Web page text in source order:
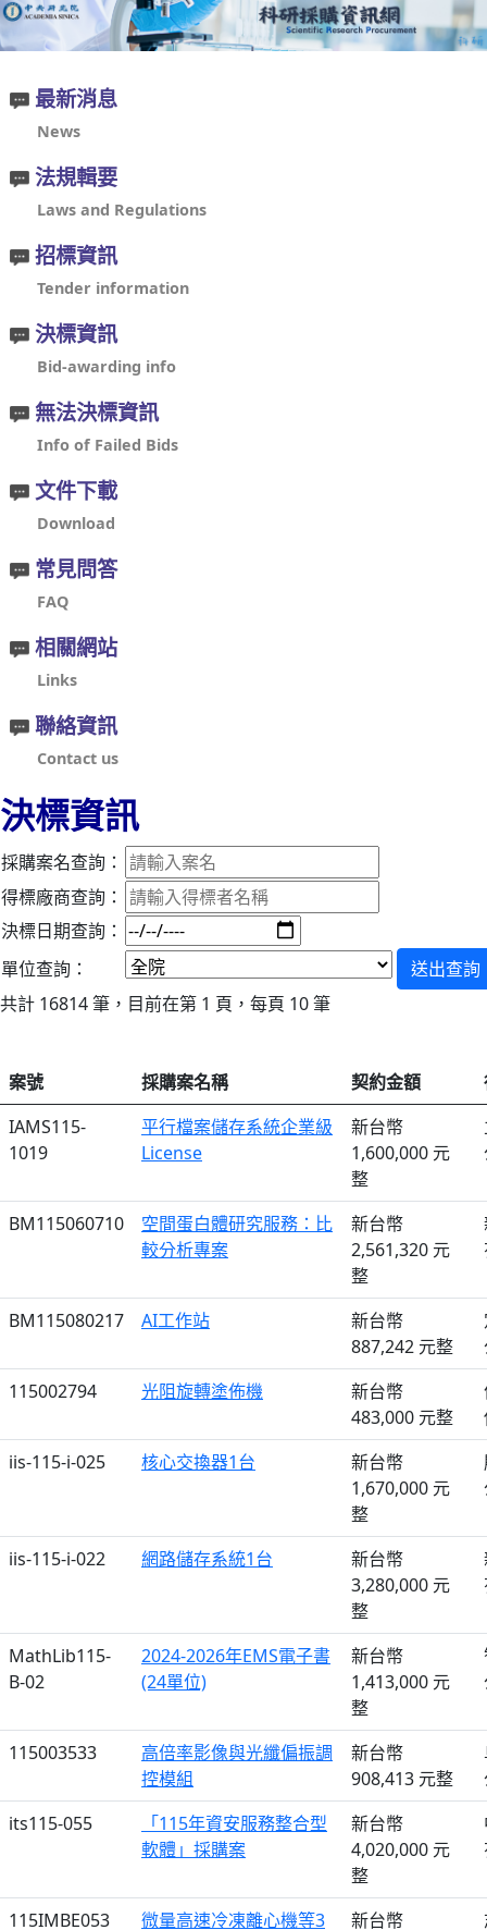
最新消息
News
法規輯要
Laws and Regulations
招標資訊
Tender information
決標資訊
Bid-awarding info
無法決標資訊
Info of Failed Bids
文件下載
Download
常見問答
FAQ
相關網站
Links
聯絡資訊
Contact us
決標資訊
採購案名查詢：
得標廠商查詢：
決標日期查詢：
單位查詢：
送出查詢
共計 16814 筆，目前在第 1 頁，每頁 10 筆
案號 採購案名稱 契約金額
IAMS115-
1019
平行檔案儲存系統企業級
License
新台幣
1,600,000 元
整
BM115060710
空間蛋白體研究服務：比
較分析專案
新台幣
2,561,320 元
整
BM115080217 AI工作站
新台幣
887,242 元整
115002794
光阻旋轉塗佈機
新台幣
483,000 元整
iis-115-i-025
核心交換器1台
新台幣
1,670,000 元
整
iis-115-i-022 網路儲存系統1台
新台幣
3,280,000 元
整
MathLib115-
B-02
2024-2026年EMS電子書
(24單位)
新台幣
1,413,000 元
整
115003533
高倍率影像與光纖偏振調
控模組
新台幣
908,413 元整
its115-055
「115年資安服務整合型
軟體」採購案
新台幣
4,020,000 元
整
115IMBE053
微量高速冷凍離心機等3
新台幣